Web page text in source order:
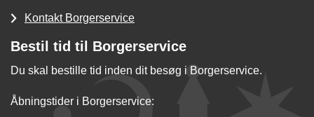
Kontakt Borgerservice
Bestil tid til Borgerservice
Du skal bestille tid inden dit besøg i Borgerservice.
Åbningstider i Borgerservice: